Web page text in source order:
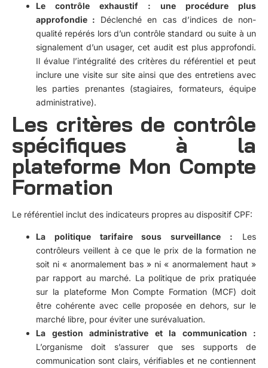
Le contrôle exhaustif : une procédure plus
approfondie : Déclenché en cas d’indices de non-
qualité repérés lors d’un contrôle standard ou suite à un
signalement d’un usager, cet audit est plus approfondi.
Il évalue l’intégralité des critères du référentiel et peut
inclure une visite sur site ainsi que des entretiens avec
les parties prenantes (stagiaires, formateurs, équipe
administrative).
Les critères de contrôle
spécifiques à la
plateforme Mon Compte
Formation
Le référentiel inclut des indicateurs propres au dispositif CPF:
La politique tarifaire sous surveillance : Les
contrôleurs veillent à ce que le prix de la formation ne
soit ni « anormalement bas » ni « anormalement haut »
par rapport au marché. La politique de prix pratiquée
sur la plateforme Mon Compte Formation (MCF) doit
être cohérente avec celle proposée en dehors, sur le
marché libre, pour éviter une surévaluation.
La gestion administrative et la communication :
L’organisme doit s’assurer que ses supports de
communication sont clairs, vérifiables et ne contiennent